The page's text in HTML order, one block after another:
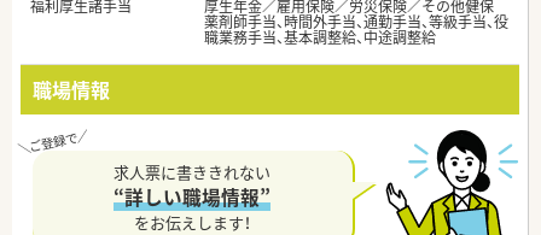
福利厚生諸手当 厚生年金／雇用保険／労災保険／その他健保
薬剤師手当、時間外手当、通勤手当、等級手当、役
職業務手当、基本調整給、中途調整給
職場情報
求人票に書ききれない
“詳しい職場情報”
をお伝えします！